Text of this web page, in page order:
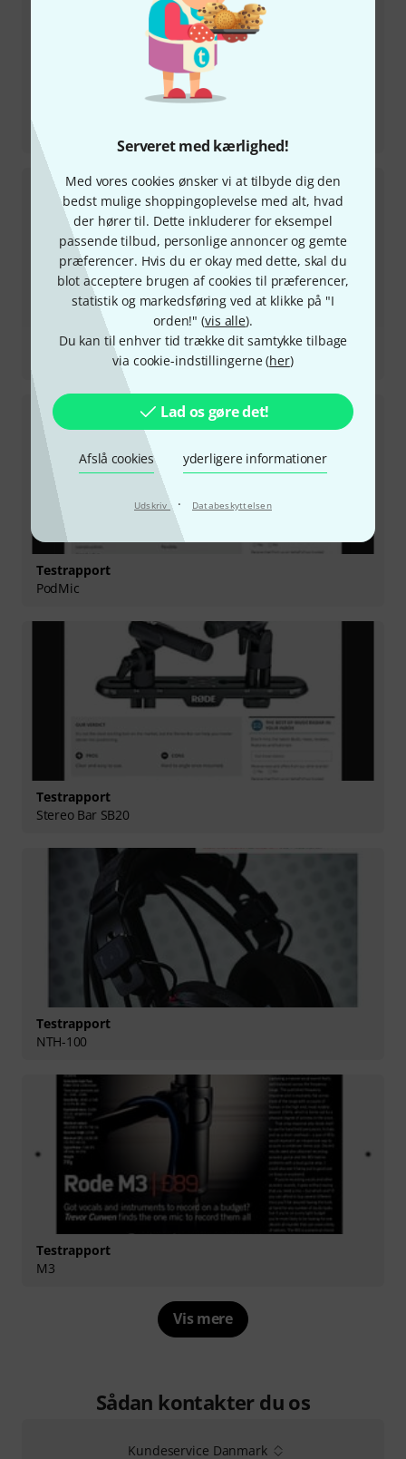
Serveret med kærlighed!
Med vores cookies ønsker vi at tilbyde dig den
bedst mulige shoppingoplevelse med alt, hvad
der hører til. Dette inkluderer for eksempel
passende tilbud, personlige annoncer og gemte
præferencer. Hvis du er okay med dette, skal du
blot acceptere brugen af cookies til præferencer,
statistik og markedsføring ved at klikke på "I
orden!" (vis alle).
Du kan til enhver tid trække dit samtykke tilbage
via cookie-indstillingerne (her)
Lad os gøre det!
Afslå cookies yderligere informationer
Udskriv · Databeskyttelsen
NT1 Signature Black
Testrapport
Testrapport
PodMic
Testrapport
Stereo Bar SB20
Testrapport
NTH-100
Testrapport
M3
Vis mere
Sådan kontakter du os
Kundeservice Danmark